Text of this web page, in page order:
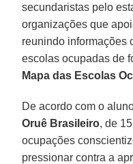
secundaristas pelo
organizações que
reunindo informações
escolas ocupadas de
Mapa das Escolas
De acordo com o
Oruê Brasileiro, de
ocupações
pressionar contra a